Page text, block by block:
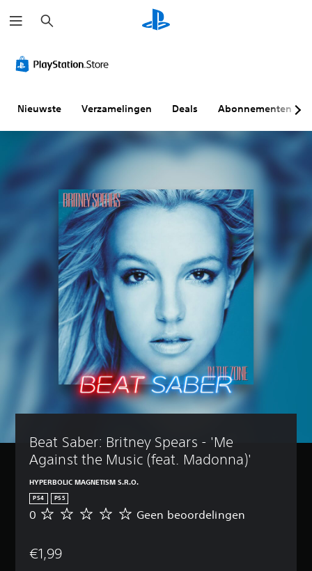
o
e
n
Nieuwste Verzamelingen Deals Abonnementen
Beat Saber: Britney Spears - 'Me
Against the Music (feat. Madonna)'
HYPERBOLIC MAGNETISM S.R.O.
PS4 PS5
G
n
0 Geen beoordelingen
€1,99